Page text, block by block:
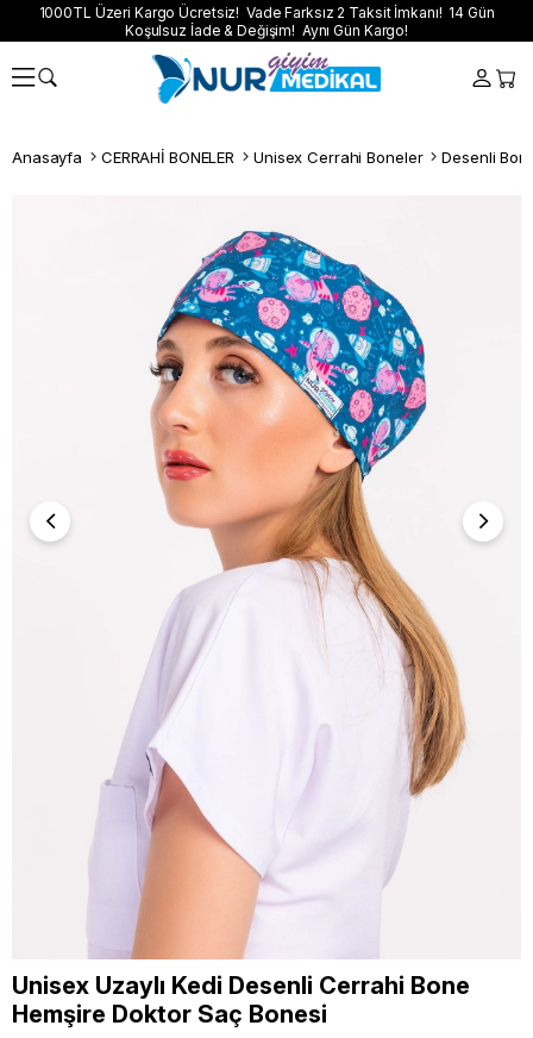
1000TL Üzeri Kargo Ücretsiz! Vade Farksız 2 Taksit İmkanı! 14 Gün
Koşulsuz İade & Değişim! Aynı Gün Kargo!
Anasayfa CERRAHİ BONELER Unisex Cerrahi Boneler Desenli
Unisex Uzaylı Kedi Desenli Cerrahi Bone
Hemşire Doktor Saç Bonesi